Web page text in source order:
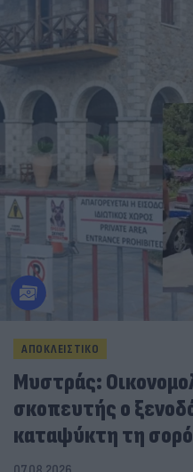
ΑΠΟΚΛΕΙΣΤΙΚΟ
Μυστράς:
σκοπευτής ο
καταψύκτη τη